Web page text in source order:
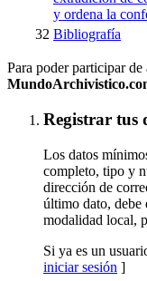
y ordena la
32 Bibliografía
Para poder participar
Registrar tus
Los datos
completo, tipo y
dirección de
último dato, debe
modalidad local,
Si ya es un
iniciar sesión ]